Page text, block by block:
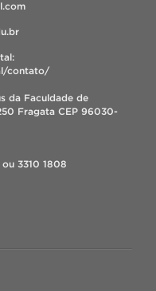
contato/
da Faculdade de
Fragata CEP 96030-
ou 3310 1808